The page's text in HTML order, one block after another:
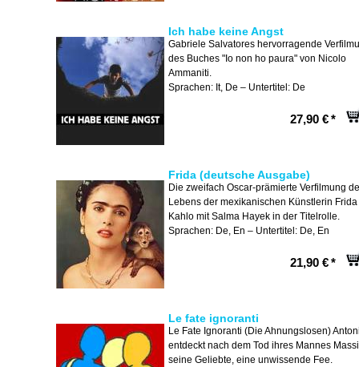
Ich habe keine Angst
Gabriele Salvatores hervorragende
des Buches "Io non ho paura" von Nicolo
Ammaniti.
Sprachen: It, De – Untertitel: De
27,90 €*
Frida (deutsche Ausgabe)
Die zweifach Oscar-prämierte Verfilmung
Lebens der mexikanischen Künstlerin Frida
Kahlo mit Salma Hayek in der Titelrolle.
Sprachen: De, En – Untertitel: De, En
21,90 €*
Le fate ignoranti
Le Fate Ignoranti (Die Ahnungslosen)
entdeckt nach dem Tod ihres Mannes
seine Geliebte, eine unwissende Fee.